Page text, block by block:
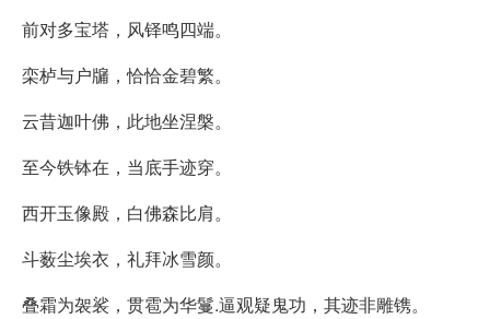
前对多宝塔，风铎鸣四端。
栾栌与户牖，恰恰金碧繁。
云昔迦叶佛，此地坐涅槃。
至今铁钵在，当底手迹穿。
西开玉像殿，白佛森比肩。
斗薮尘埃衣，礼拜冰雪颜。
叠霜为袈裟，贯雹为华鬘.逼观疑鬼功，其迹非雕镌。